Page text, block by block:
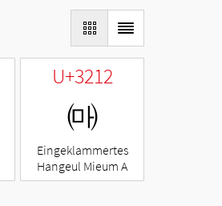
U+3212
㈒
Eingeklammertes
Hangeul Mieum A